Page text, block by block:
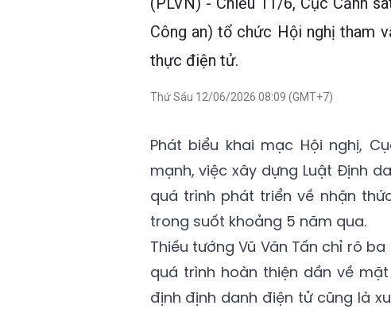
Công an) tổ chức Hội nghị tham
thực điện tử.
Thứ Sáu 12/06/2026 08:09 (GMT+7)
Phát biểu khai mạc Hội nghị,
mạnh, việc xây dựng Luật Định
quá trình phát triển về nhận
trong suốt khoảng 5 năm qua.
Thiếu tướng Vũ Văn Tấn chỉ rõ
quá trình hoàn thiện dần về
định định danh điện tử cũng là